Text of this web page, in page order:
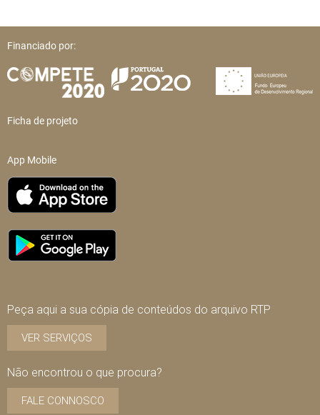
Financiado por:
Ficha de projeto
App Mobile
Peça aqui a sua cópia de conteúdos do arquivo RTP
VER SERVIÇOS
Não encontrou o que procura?
FALE CONNOSCO